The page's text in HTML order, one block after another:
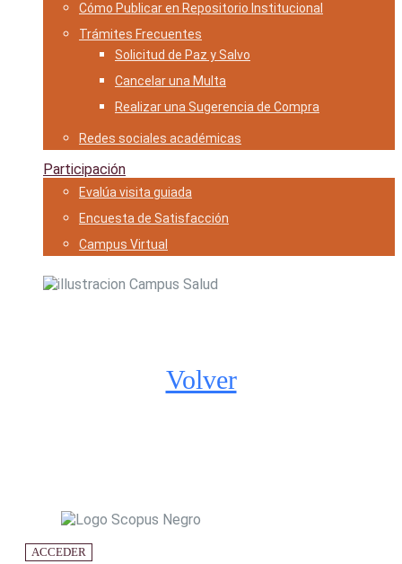
Cómo Publicar en Repositorio Institucional
Trámites Frecuentes
Solicitud de Paz y Salvo
Cancelar una Multa
Realizar una Sugerencia de Compra
Redes sociales académicas
Participación
Evalúa visita guiada
Encuesta de Satisfacción
Campus Virtual
Ciencias para la Salud
Volver
ACCEDER